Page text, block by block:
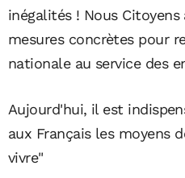
inégalités ! Nous
mesures concrètes pour
nationale au service des
Aujourd'hui, il est
aux Français les moyens
vivre"